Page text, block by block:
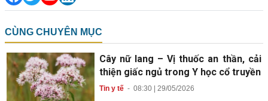
CÙNG CHUYÊN MỤC
Cây nữ lang – Vị thuốc an thần, cải
thiện giấc ngủ trong Y học cổ truyền
Tin y tế- 08:30 | 29/05/2026